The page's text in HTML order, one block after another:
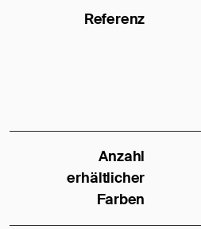
Referenz
Anzahl
erhältlicher
Farben